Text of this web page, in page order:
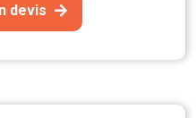
devis